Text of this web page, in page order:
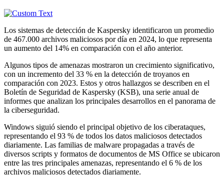
Los sistemas de detección de Kaspersky identificaron un promedio
de 467.000 archivos maliciosos por día en 2024, lo que representa
un aumento del 14% en comparación con el año anterior.
Algunos tipos de amenazas mostraron un crecimiento significativo,
con un incremento del 33 % en la detección de troyanos en
comparación con 2023. Estos y otros hallazgos se describen en el
Boletín de Seguridad de Kaspersky (KSB), una serie anual de
informes que analizan los principales desarrollos en el panorama de
la ciberseguridad.
Windows siguió siendo el principal objetivo de los ciberataques,
representando el 93 % de todos los datos maliciosos detectados
diariamente. Las familias de malware propagadas a través de
diversos scripts y formatos de documentos de MS Office se ubicaron
entre las tres principales amenazas, representando el 6 % de los
archivos maliciosos detectados diariamente.